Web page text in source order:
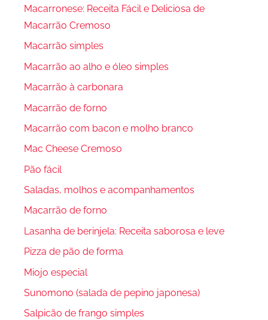
Macarronese: Receita Fácil e Deliciosa de
Macarrão Cremoso
Macarrão simples
Macarrão ao alho e óleo simples
Macarrão à carbonara
Macarrão de forno
Macarrão com bacon e molho branco
Mac Cheese Cremoso
Pão fácil
Saladas, molhos e acompanhamentos
Macarrão de forno
Lasanha de berinjela: Receita saborosa e leve
Pizza de pão de forma
Miojo especial
Sunomono (salada de pepino japonesa)
Salpicão de frango simples